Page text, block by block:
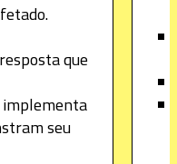
que
implementa
seu